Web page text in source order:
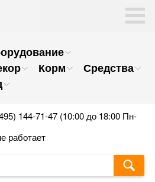
Корм
Средства
144-71-47 (10:00 до 18:00 Пн-
работает